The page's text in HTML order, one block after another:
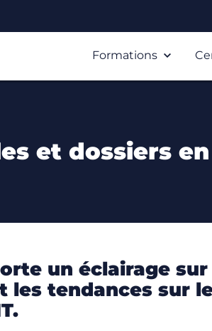
Formations
et dossiers
un éclairage
tendances sur